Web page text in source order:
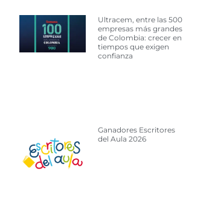
Ultracem, entre las 500
empresas más grandes
de Colombia: crecer en
tiempos que exigen
confianza
Ganadores Escritores
del Aula 2026